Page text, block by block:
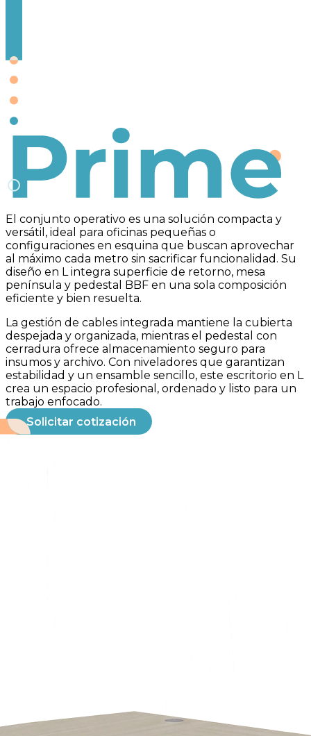
Prime
El conjunto operativo es una solución compacta y
versátil, ideal para oficinas pequeñas o
configuraciones en esquina que buscan aprovechar
al máximo cada metro sin sacrificar funcionalidad. Su
diseño en L integra superficie de retorno, mesa
península y pedestal BBF en una sola composición
eficiente y bien resuelta.
La gestión de cables integrada mantiene la cubierta
despejada y organizada, mientras el pedestal con
cerradura ofrece almacenamiento seguro para
insumos y archivo. Con niveladores que garantizan
estabilidad y un ensamble sencillo, este escritorio en L
crea un espacio profesional, ordenado y listo para un
trabajo enfocado.
Solicitar cotización